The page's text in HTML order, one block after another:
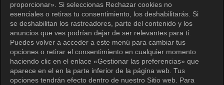
proporcionar». Si seleccionas Rechazar cookies no
esenciales o retiras tu consentimiento, los deshabilitarás. Si
se deshabilitan los rastreadores, parte del contenido y los
anuncios que ves podrían dejar de ser relevantes para ti.
Puedes volver a acceder a este menú para cambiar tus
opciones o retirar el consentimiento en cualquier momento
haciendo clic en el enlace «Gestionar las preferencias» que
aparece en el en la parte inferior de la página web. Tus
opciones tendrán efecto dentro de nuestro Sitio web. Para